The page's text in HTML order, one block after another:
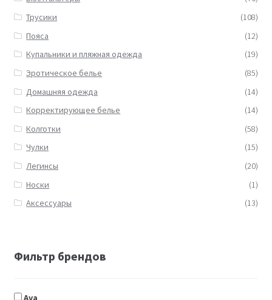
Трусики
(108)
Пояса
(12)
Купальники и пляжная одежда
(19)
Эротическое белье
(85)
Домашняя одежда
(14)
Корректирующее белье
(14)
Колготки
(58)
Чулки
(15)
Легинсы
(20)
Носки
(1)
Аксессуары
(13)
Фильтр брендов
Ava